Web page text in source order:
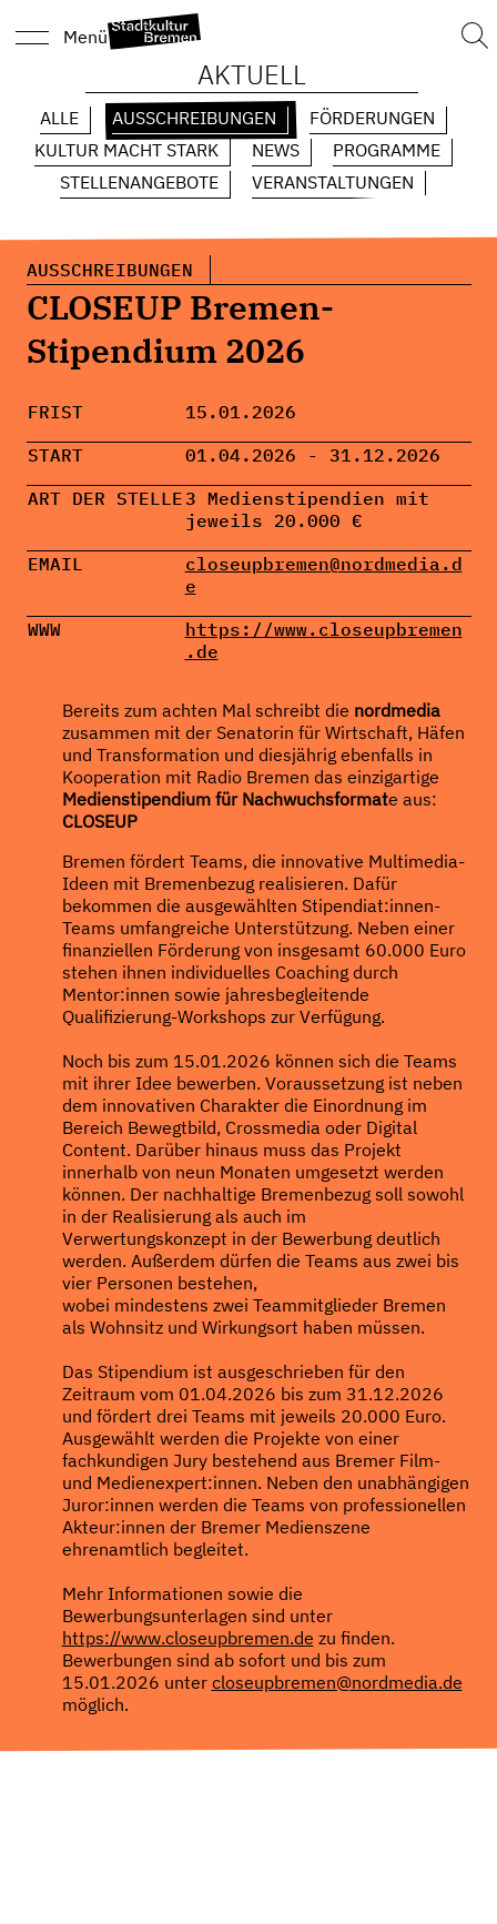
Menü
AKTUELL
ALLE AUSSCHREIBUNGEN
FÖRDERUNGEN
KULTUR MACHT STARK
NEWS
PROGRAMME
STELLENANGEBOTE
VERANSTALTUNGEN
AUSSCHREIBUNGEN
CLOSEUP Bremen-
Stipendium 2026
FRIST
15.01.2026
START
01.04.2026 - 31.12.2026
ART DER STELLE3 Medienstipendien mit
jeweils 20.000 €
EMAIL
closeupbremen@nordmedia.d
e
WWW
https://www.closeupbremen
.de
Bereits zum achten Mal schreibt die nordmedia
zusammen mit der Senatorin für Wirtschaft, Häfen
und Transformation und diesjährig ebenfalls in
Kooperation mit Radio Bremen das einzigartige
Medienstipendium für Nachwuchsformate aus:
CLOSEUP
Bremen fördert Teams, die innovative Multimedia-
Ideen mit Bremenbezug realisieren. Dafür
bekommen die ausgewählten Stipendiat:innen-
Teams umfangreiche Unterstützung. Neben einer
finanziellen Förderung von insgesamt 60.000 Euro
stehen ihnen individuelles Coaching durch
Mentor:innen sowie jahresbegleitende
Qualifizierung-Workshops zur Verfügung.
Noch bis zum 15.01.2026 können sich die Teams
mit ihrer Idee bewerben. Voraussetzung ist neben
dem innovativen Charakter die Einordnung im
Bereich Bewegtbild, Crossmedia oder Digital
Content. Darüber hinaus muss das Projekt
innerhalb von neun Monaten umgesetzt werden
können. Der nachhaltige Bremenbezug soll sowohl
in der Realisierung als auch im
Verwertungskonzept in der Bewerbung deutlich
werden. Außerdem dürfen die Teams aus zwei bis
vier Personen bestehen,
wobei mindestens zwei Teammitglieder Bremen
als Wohnsitz und Wirkungsort haben müssen.
Das Stipendium ist ausgeschrieben für den
Zeitraum vom 01.04.2026 bis zum 31.12.2026
und fördert drei Teams mit jeweils 20.000 Euro.
Ausgewählt werden die Projekte von einer
fachkundigen Jury bestehend aus Bremer Film-
und Medienexpert:innen. Neben den unabhängigen
Juror:innen werden die Teams von professionellen
Akteur:innen der Bremer Medienszene
ehrenamtlich begleitet.
Mehr Informationen sowie die
Bewerbungsunterlagen sind unter
https://www.closeupbremen.de zu finden.
Bewerbungen sind ab sofort und bis zum
15.01.2026 unter closeupbremen@nordmedia.de
möglich.